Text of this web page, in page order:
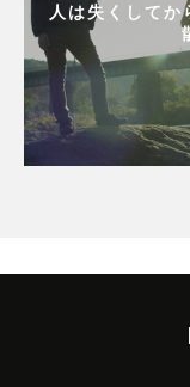
人は失くして